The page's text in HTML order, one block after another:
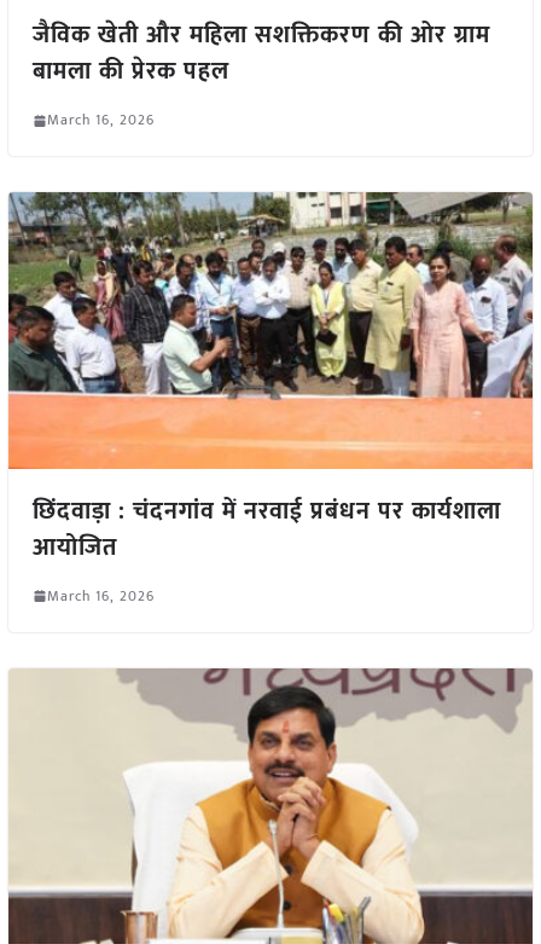
जैविक खेती और महिला सशक्तिकरण की ओर ग्राम
बामला की प्रेरक पहल
March 16, 2026
छिंदवाड़ा : चंदनगांव में नरवाई प्रबंधन पर कार्यशाला
आयोजित
March 16, 2026